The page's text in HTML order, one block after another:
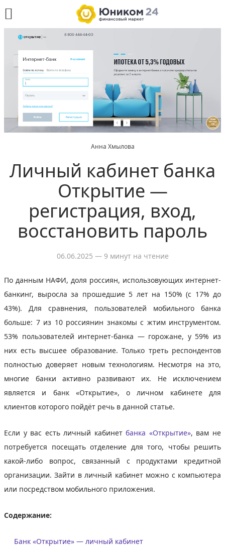
Анна Хмылова
Личный кабинет банка
Открытие —
регистрация, вход,
восстановить пароль
06.06.2025 — 9 минут на чтение
По данным НАФИ, доля россиян, использовующих интернет-
банкинг, выросла за прошедшие 5 лет на 150% (с 17% до
43%). Для сравнения, пользователей мобильного банка
больше: 7 из 10 россиянин знакомы с жтим инструментом.
53% пользователей интернет-банка — горожане, у 59% из
них есть высшее образование. Только треть респондентов
полностью доверяет новым технологиям. Несмотря на это,
многие банки активно развивают их. Не исключением
является и банк «Открытие», о личном кабинете для
клиентов которого пойдёт речь в данной статье.
Если у вас есть личный кабинетбанка «Открытие», вам не
потребуется посещать отделение для того, чтобы решить
какой-либо вопрос, связанный с продуктами кредитной
организации. Зайти в личный кабинет можно с компьютера
или посредством мобильного приложения.
Содержание:
Банк «Открытие» — личный кабинет